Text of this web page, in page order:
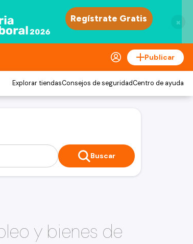
×
Publicar
Explorar tiendasConsejos de seguridadCentro de ayuda
Buscar
y bienes de